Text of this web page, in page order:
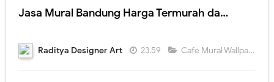
Jasa Lukis Mural Terbaru dan Termurah
Jasa Mural Bandung Harga Termurah dan Terbaik
Raditya Designer Art 23.59 Cafe Mural Wallpainting